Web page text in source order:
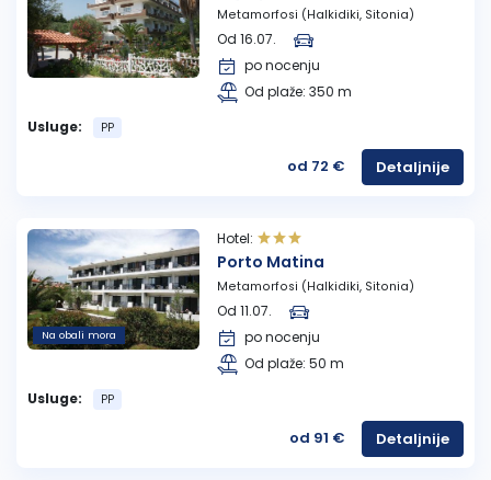
Metamorfosi (Halkidiki, Sitonia)
Od 16.07.
po nocenju
Od plaže: 350 m
Usluge:
PP
od 72 € Detaljnije
Na obali mora
Hotel:
Porto Matina
Metamorfosi (Halkidiki, Sitonia)
Od 11.07.
po nocenju
Od plaže: 50 m
Usluge:
PP
od 91 € Detaljnije